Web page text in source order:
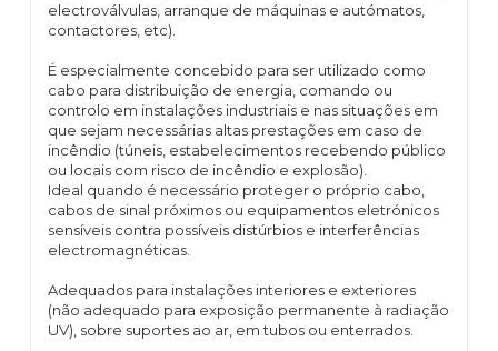
electroválvulas, arranque de máquinas e autómatos,
contactores, etc).
É especialmente concebido para ser utilizado como
cabo para distribuição de energia, comando ou
controlo em instalações industriais e nas situações em
que sejam necessárias altas prestações em caso de
incêndio (túneis, estabelecimentos recebendo público
ou locais com risco de incêndio e explosão).
Ideal quando é necessário proteger o próprio cabo,
cabos de sinal próximos ou equipamentos eletrónicos
sensíveis contra possíveis distúrbios e interferências
electromagnéticas.
Adequados para instalações interiores e exteriores
(não adequado para exposição permanente à radiação
UV), sobre suportes ao ar, em tubos ou enterrados.